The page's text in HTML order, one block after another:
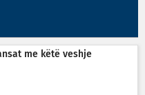
me këtë veshje